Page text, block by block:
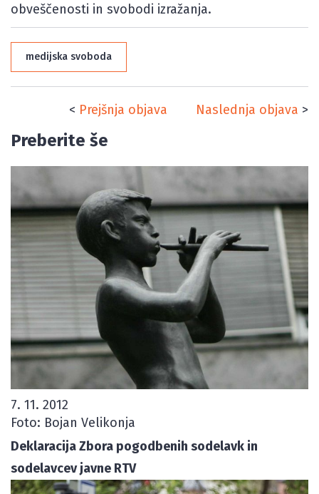
obveščenosti in svobodi izražanja.
medijska svoboda
< Prejšnja objava Naslednja objava >
Preberite še
7. 11. 2012
Foto: Bojan Velikonja
Deklaracija Zbora pogodbenih sodelavk in
sodelavcev javne RTV